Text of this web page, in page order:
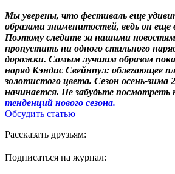
Мы уверены, что фестиваль еще
образами знаменитостей, ведь он еще
Поэтому следите за нашими
пропустить ни одного стильного
дорожки. Самым лучшим образом
наряд Кэндис Свейнпул: облегающее
золотистого цвета. Сезон осень-зима
начинается. Не забудьте посмотреть
тенденций нового сезона.
Обсудить статью
Рассказать друзьям:
Подписаться на журнал: